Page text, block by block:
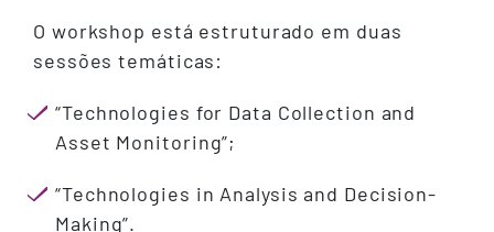
O workshop está estruturado em duas
sessões temáticas:
“Technologies for Data Collection and
Asset Monitoring”;
“Technologies in Analysis and Decision-
Making”.